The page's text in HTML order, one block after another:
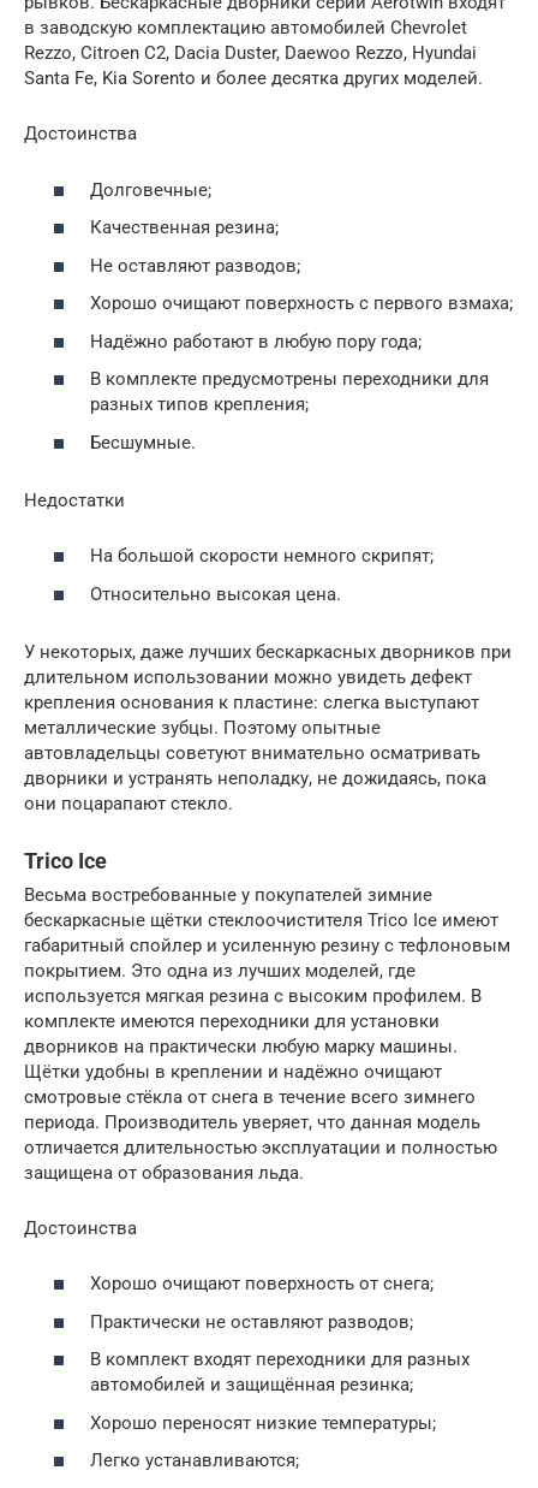
в заводскую комплектацию автомобилей Chevrolet
Rezzо, Citroen C2, Dacia Duster, Daewoo Rezzo, Hyundai
Santa Fe, Kia Sorento и более десятка других моделей.
Достоинства
Долговечные;
Качественная резина;
Не оставляют разводов;
Хорошо очищают поверхность с первого взмаха;
Надёжно работают в любую пору года;
В комплекте предусмотрены переходники для
разных типов крепления;
Бесшумные.
Недостатки
На большой скорости немного скрипят;
Относительно высокая цена.
У некоторых, даже лучших бескаркасных дворников при
длительном использовании можно увидеть дефект
крепления основания к пластине: слегка выступают
металлические зубцы. Поэтому опытные
автовладельцы советуют внимательно осматривать
дворники и устранять неполадку, не дожидаясь, пока
они поцарапают стекло.
Trico Ice
Весьма востребованные у покупателей зимние
бескаркасные щётки стеклоочистителя Trico Ice имеют
габаритный спойлер и усиленную резину с тефлоновым
покрытием. Это одна из лучших моделей, где
используется мягкая резина с высоким профилем. В
комплекте имеются переходники для установки
дворников на практически любую марку машины.
Щётки удобны в креплении и надёжно очищают
смотровые стёкла от снега в течение всего зимнего
периода. Производитель уверяет, что данная модель
отличается длительностью эксплуатации и полностью
защищена от образования льда.
Достоинства
Хорошо очищают поверхность от снега;
Практически не оставляют разводов;
В комплект входят переходники для разных
автомобилей и защищённая резинка;
Хорошо переносят низкие температуры;
Легко устанавливаются;